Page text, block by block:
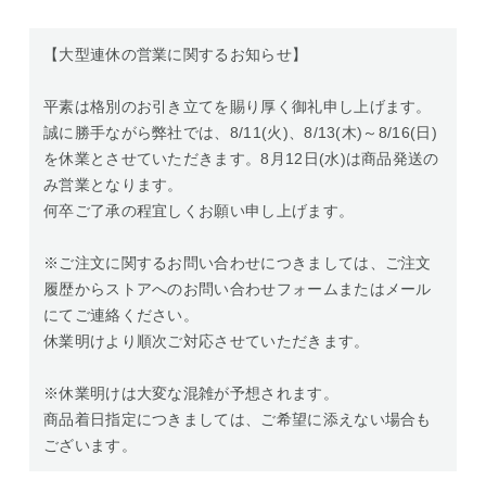
【大型連休の営業に関するお知らせ】
平素は格別のお引き立てを賜り厚く御礼申し上げます。
誠に勝手ながら弊社では、8/11(火)、8/13(木)～8/16(日)
を休業とさせていただきます。8月12日(水)は商品発送の
み営業となります。
何卒ご了承の程宜しくお願い申し上げます。
※ご注文に関するお問い合わせにつきましては、ご注文
履歴からストアへのお問い合わせフォームまたはメール
にてご連絡ください。
休業明けより順次ご対応させていただきます。
※休業明けは大変な混雑が予想されます。
商品着日指定につきましては、ご希望に添えない場合も
ございます。